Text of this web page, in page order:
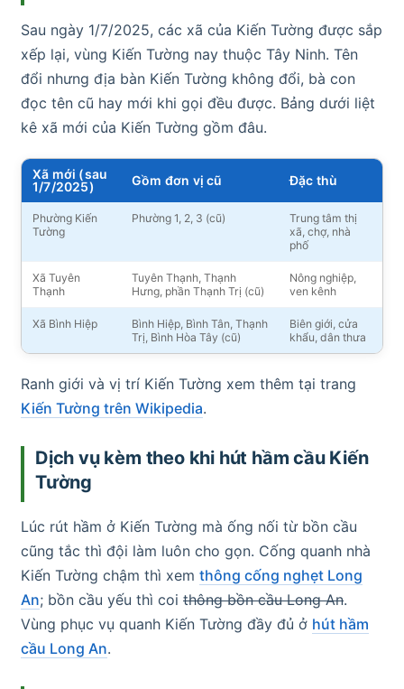
Sau ngày 1/7/2025, các xã của Kiến Tường được sắp
xếp lại, vùng Kiến Tường nay thuộc Tây Ninh. Tên
đổi nhưng địa bàn Kiến Tường không đổi, bà con
đọc tên cũ hay mới khi gọi đều được. Bảng dưới liệt
kê xã mới của Kiến Tường gồm đâu.
Xã mới (sau
1/7/2025)
Gồm đơn vị cũ Đặc thù
Phường Kiến
Tường
Phường 1, 2, 3 (cũ)
Trung tâm thị
xã, chợ, nhà
phố
Xã Tuyên
Thạnh
Tuyên Thạnh, Thạnh
Hưng, phần Thạnh Trị (cũ)
Nông nghiệp,
ven kênh
Xã Bình Hiệp
Bình Hiệp, Bình Tân, Thạnh
Trị, Bình Hòa Tây (cũ)
Biên giới, cửa
khẩu, dân thưa
Ranh giới và vị trí Kiến Tường xem thêm tại trang
Kiến Tường trên Wikipedia.
Dịch vụ kèm theo khi hút hầm cầu Kiến
Tường
Lúc rút hầm ở Kiến Tường mà ống nối từ bồn cầu
cũng tắc thì đội làm luôn cho gọn. Cống quanh nhà
Kiến Tường chậm thì xem thông cống nghẹt Long
An; bồn cầu yếu thì coi thông bồn cầu Long An.
Vùng phục vụ quanh Kiến Tường đầy đủ ở hút hầm
cầu Long An.